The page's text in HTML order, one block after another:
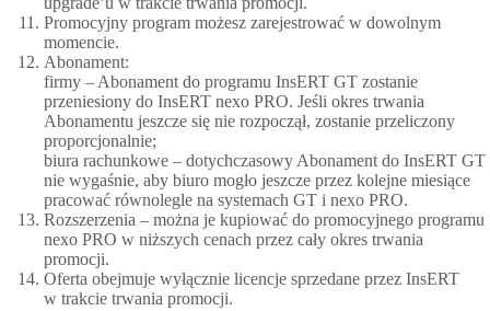
Promocyjny program możesz zarejestrować w dowolnym
momencie.
Abonament:
firmy – Abonament do programu InsERT GT zostanie
przeniesiony do InsERT nexo PRO. Jeśli okres trwania
Abonamentu jeszcze się nie rozpoczął, zostanie przeliczony
proporcjonalnie;
biura rachunkowe – dotychczasowy Abonament do InsERT GT
nie wygaśnie, aby biuro mogło jeszcze przez kolejne miesiące
pracować równolegle na systemach GT i nexo PRO.
Rozszerzenia – można je kupiować do promocyjnego programu
nexo PRO w niższych cenach przez cały okres trwania
promocji.
Oferta obejmuje wyłącznie licencje sprzedane przez InsERT
w trakcie trwania promocji.